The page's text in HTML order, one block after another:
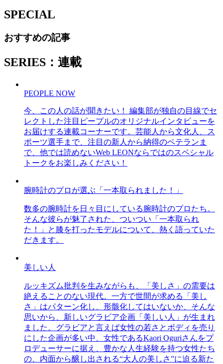
SPECIAL
おすすめの記事
SERIES：連載
PEOPLE NOW
今、この人の話が聞きたい！ 編集部が独自の目線でセ
レクトした注目ピープルのオリジナルインタビューを
お届けする連載コーナーです。芸能人から文化人、ス
ポーツ選手まで、注目の新人から納得のベテランま
で、他では読めないWeb LEONならではのスペシャル
トークをお楽しみください！
腕時計のプロが選ぶ「一本取られました！」
数多の腕時計を日々目にしている腕時計のプロたち。
そんな彼らが魅了された、ついつい「一本取られ
た！」と膝を打ったモデルについて、熱く語っていた
だきます。
美しい人
ルッキズム批判を生みながらも、「美しさ」の需要は
絶えることのない現代。一方で世間が求める「美し
さ」はパターン化し、形骸化してはいないか、そんな
思いから、新しいグラビア企画「美しい人」が生まれ
ました。グラビアと言えば女性の若さとボディを売り
にした企画が多い中、女性であるKaori Oguriさんをプ
ロデューサーに据え、豊かな人生経験を持つ女性たち
の、内面から醸し出される“大人の美しさ”に迫る新た